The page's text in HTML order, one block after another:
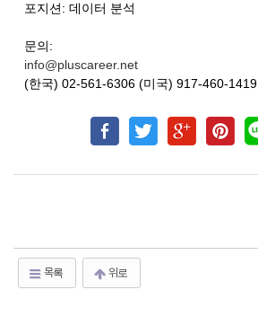
포지션: 데이터 분석
문의:
info@pluscareer.net
(한국) 02-561-6306 (미국) 917-460-1419
목록 위로